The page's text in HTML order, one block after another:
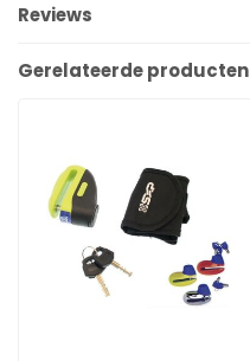
Reviews
Gerelateerde producten